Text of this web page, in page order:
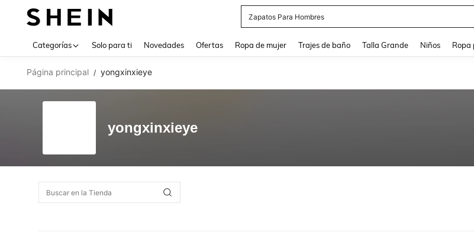
Zapatos Para Hombres
Categorías Solo para ti Novedades Ofertas Ropa de mujer Trajes de baño Talla Grande Niños Ropa
Página principal / yongxinxieye
yongxinxieye